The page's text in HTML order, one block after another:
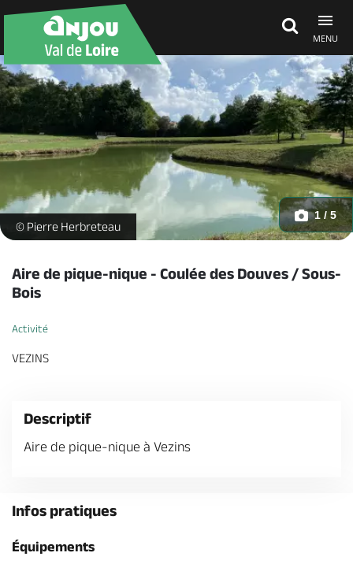
MENU
Découvrir
À voir, à faire
Agenda
img-5727-2852078_1 -
© Pierre Herbreteau
1 / 5
Aire de pique-nique - Coulée des Douves / Sous-
Bois
Activité
VEZINS
Descriptif
Aire de pique-nique à Vezins
Infos pratiques
Équipements